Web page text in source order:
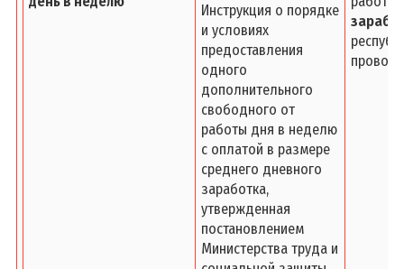
Инструкция о порядке
и условиях
предоставления
одного
дополнительного
свободного от
работы дня в неделю
с оплатой в размере
среднего дневного
заработка,
утвержденная
постановлением
Министерства труда и